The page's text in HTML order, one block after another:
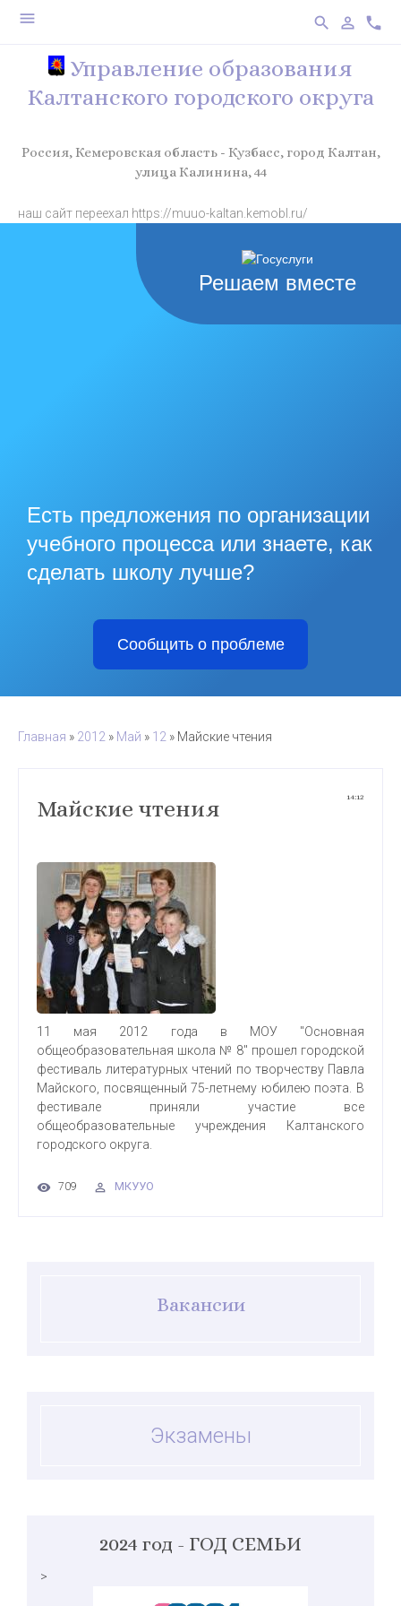
menu search person_outline phone
Управление образования
Калтанского городского округа
Россия, Кемеровская область - Кузбасс, город Калтан,
улица Калинина, 44
сайт переехал https://muuo-kaltan.kemobl.ru/
Решаем вместе
Есть предложения по организации
учебного процесса или знаете, как
сделать школу лучше?
Сообщить о проблеме
Главная » 2012 » Май » 12 » Майские чтения
14:12
Майские чтения
11 мая 2012 года в МОУ "Основная
общеобразовательная школа № 8" прошел городской
фестиваль литературных чтений по творчеству Павла
Майского, посвященный 75-летнему юбилею поэта. В
фестивале приняли участие все
общеобразовательные учреждения Калтанского
городского округа.
709 МКУУО
Вакансии
Экзамены
2024 год - ГОД СЕМЬИ
>